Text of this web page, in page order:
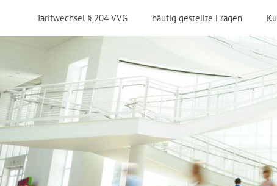
Tarifwechsel § 204 VVG häufig gestellte Fragen